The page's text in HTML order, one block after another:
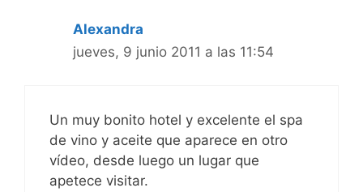
Alexandra
jueves, 9 junio 2011 a las 11:54
Un muy bonito hotel y excelente el spa
de vino y aceite que aparece en otro
vídeo, desde luego un lugar que
apetece visitar.